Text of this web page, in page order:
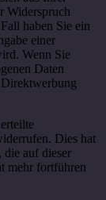
Widerspruch
haben Sie ein
einer
Wenn Sie
Daten
Dies hat
die auf dieser
mehr fortführen